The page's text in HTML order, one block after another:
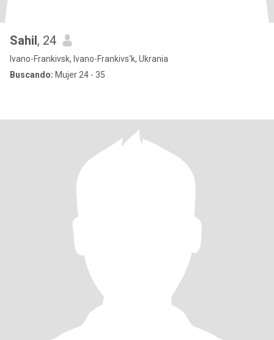
Sahil, 24
Ivano-Frankivsk, Ivano-Frankivs'k, Ukrania
Buscando: Mujer 24 - 35